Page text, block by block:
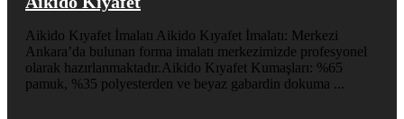
Aikido Kıyafet İmalatı Aikido Kıyafet İmalatı: Merkezi
Ankara’da bulunan forma imalatı merkezimizde profesyonel
olarak hazırlanmaktadır.Aikido Kıyafet Kumaşları: %65
pamuk, %35 polyesterden ve beyaz gabardin dokuma ...